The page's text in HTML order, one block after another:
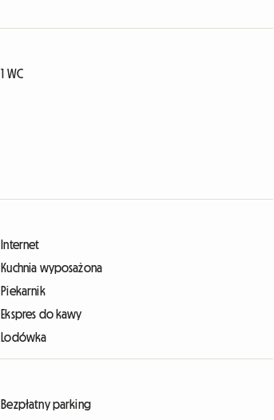
1 WC
Internet
Kuchnia wyposażona
Piekarnik
Ekspres do kawy
Lodówka
Bezpłatny parking